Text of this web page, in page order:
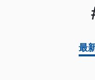
最